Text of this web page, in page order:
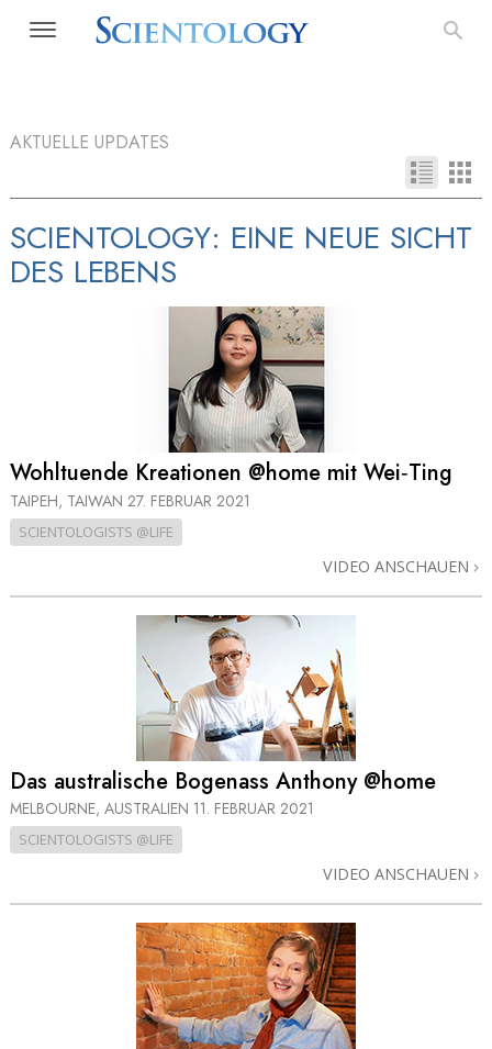
AKTUELLE UPDATES
SCIENTOLOGY: EINE NEUE SICHT
DES LEBENS
Wohltuende Kreationen @home mit Wei‑Ting
TAIPEH, TAIWAN 27. FEBRUAR 2021
SCIENTOLOGISTS @LIFE
VIDEO ANSCHAUEN
Das australische Bogenass Anthony @home
MELBOURNE, AUSTRALIEN 11. FEBRUAR 2021
SCIENTOLOGISTS @LIFE
VIDEO ANSCHAUEN